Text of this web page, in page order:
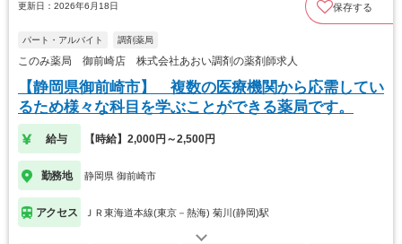
更新日：2026年6月18日 保存する
パート・アルバイト 調剤薬局
このみ薬局 御前崎店 株式会社あおい調剤の薬剤師求人
【静岡県御前崎市】 複数の医療機関から応需してい
るため様々な科目を学ぶことができる薬局です。
給与 【時給】2,000円～2,500円
勤務地 静岡県 御前崎市
アクセス ＪＲ東海道本線(東京－熱海) 菊川(静岡)駅